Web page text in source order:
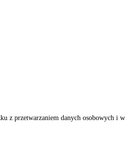
z przetwarzaniem danych osobowych i w